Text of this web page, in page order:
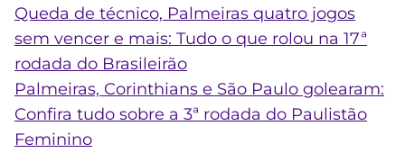
Queda de técnico, Palmeiras quatro jogos
sem vencer e mais: Tudo o que rolou na 17ª
rodada do Brasileirão
Palmeiras, Corinthians e São Paulo golearam:
Confira tudo sobre a 3ª rodada do Paulistão
Feminino